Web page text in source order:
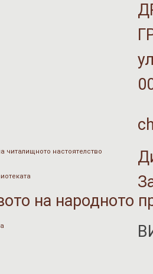
читалищното настоятелство
на народното